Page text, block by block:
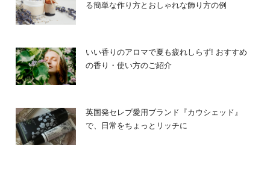
る簡単な作り方とおしゃれな飾り方の例
いい香りのアロマで夏も疲れしらず! おすすめ
の香り・使い方のご紹介
英国発セレブ愛用ブランド『カウシェッド』
で、日常をちょっとリッチに